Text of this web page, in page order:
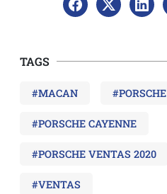
TAGS
#MACAN #PORSCHE
#PORSCHE CAYENNE
#PORSCHE VENTAS 2020
#VENTAS